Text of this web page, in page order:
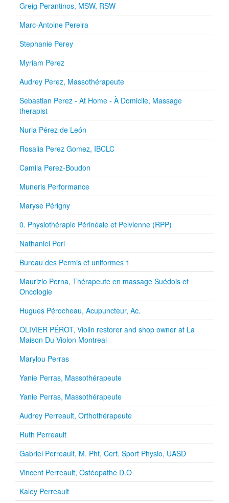
Greig Perantinos, MSW, RSW
Marc-Antoine Pereira
Stephanie Perey
Myriam Perez
Audrey Perez, Massothérapeute
Sebastian Perez - At Home - À Domicile, Massage
therapist
Nuria Pérez de León
Rosalia Perez Gomez, IBCLC
Camila Perez-Boudon
Muneris Performance
Maryse Périgny
0. Physiothérapie Périnéale et Pelvienne (RPP)
Nathaniel Perl
Bureau des Permis et uniformes 1
Maurizio Perna, Thérapeute en massage Suédois et
Oncologie
Hugues Pérocheau, Acupuncteur, Ac.
OLIVIER PÉROT, Violin restorer and shop owner at La
Maison Du Violon Montreal
Marylou Perras
Yanie Perras, Massothérapeute
Yanie Perras, Massothérapeute
Audrey Perreault, Orthothérapeute
Ruth Perreault
Gabriel Perreault, M. Pht, Cert. Sport Physio, UASD
Vincent Perreault, Ostéopathe D.O
Kaley Perreault